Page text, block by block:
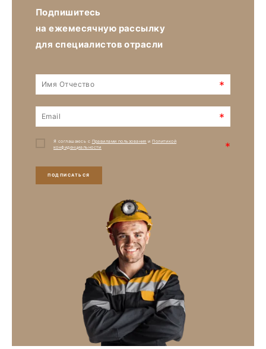
Подпишитесь
на ежемесячную рассылку
для специалистов отрасли
*
*
Я соглашаюсь с Правилами пользования иПолитикой
конфиденциальности
*
ПОДПИСАТЬСЯ